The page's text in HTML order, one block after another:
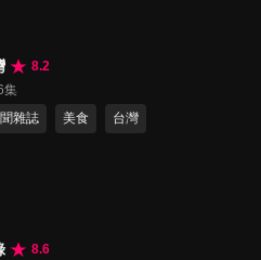
8.2
集
雜誌 美食 台灣
8.6